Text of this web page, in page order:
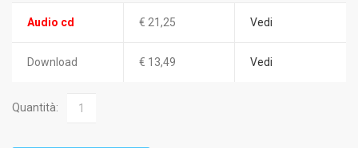
Audio cd € 21,25 Vedi
Download € 13,49 Vedi
Quantità: